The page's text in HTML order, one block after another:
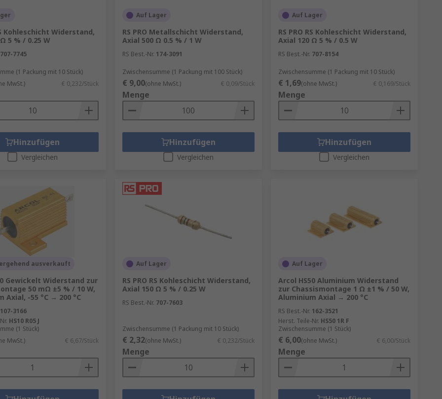
Kohleschicht Widerstand,
5 % / 0.25 W
707-7745
(1 Packung mit 10 Stück)
MwSt.) € 0,232/Stück
Hinzufügen
Vergleichen
Auf Lager
RS PRO Metallschicht Widerstand,
Axial 500 Ω 0.5 % / 1 W
RS Best.-Nr. 174-3091
Zwischensumme (1 Packung mit 100 Stück)
€ 9,00(ohne MwSt.) € 0,09/Stück
Menge
Hinzufügen
Vergleichen
Auf Lager
RS PRO RS Kohleschicht Widerstand,
Axial 120 Ω 5 % / 0.5 W
RS Best.-Nr. 707-8154
Zwischensumme (1 Packung mit 10 Stück)
€ 1,69(ohne MwSt.) € 0,169/Stück
Menge
Hinzufügen
Vergleichen
ausverkauft
Gewickelt Widerstand zur
50 mΩ ±5 % / 10 W,
Axial, -55 °C → 200 °C
107-3166
HS10 R05 J
(1 Stück)
MwSt.) € 6,67/Stück
Auf Lager
RS PRO RS Kohleschicht Widerstand,
Axial 150 Ω 5 % / 0.25 W
RS Best.-Nr. 707-7603
Zwischensumme (1 Packung mit 10 Stück)
€ 2,32(ohne MwSt.) € 0,232/Stück
Menge
Auf Lager
Arcol HS50 Aluminium Widerstand
zur Chassismontage 1 Ω ±1 % / 50 W,
Aluminium Axial → 200 °C
RS Best.-Nr. 162-3521
Herst. Teile-Nr. HS50 1R F
Zwischensumme (1 Stück)
€ 6,00(ohne MwSt.) € 6,00/Stück
Menge